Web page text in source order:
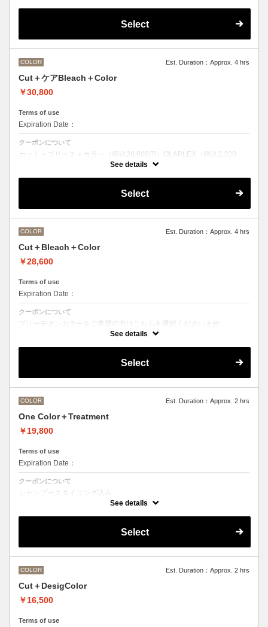
Select
COLOR Est. Duration：Approx. 4 hrs
Cut＋ケアBleach＋Color
￥30,800
Terms of use
Expiration Date：
クーポンについて
カット＋ブリーチ＋カラー（税込28,600円）OLAPLEX（税込2,200
前処理剤OLAPLEXを使ったカット＋ブリーチ＋カラー
●ご希望の色やカラー履歴、デザインによっては１度のブリーチでは表
現できない場合がございます。
M ¥＋1100 L¥＋1650 LL¥＋2200
See details
Select
COLOR Est. Duration：Approx. 4 hrs
Cut＋Bleach＋Color
￥28,600
Terms of use
Expiration Date：
クーポンについて
ブリーチオンカラーをご希望の方はこちらを選択くださいませ。
現できない場合がございます。
M ¥＋550 L¥＋1100 LL¥＋2200
See details
Select
COLOR Est. Duration：Approx. 2 hrs
One Color＋Treatment
￥19,800
Terms of use
Expiration Date：
クーポンについて
シャンプースタイリング込み
イクロバブルシャンプー込み
の方は別のメニューをご選択ください。
●髪の長さにより別途ロング料金を頂戴いたします。
See details
Select
COLOR Est. Duration：Approx. 2 hrs
Cut＋DesigColor
￥16,500
Terms of use